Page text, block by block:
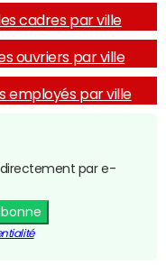
cadres par ville
ouvriers par ville
employés par ville
directement par e-